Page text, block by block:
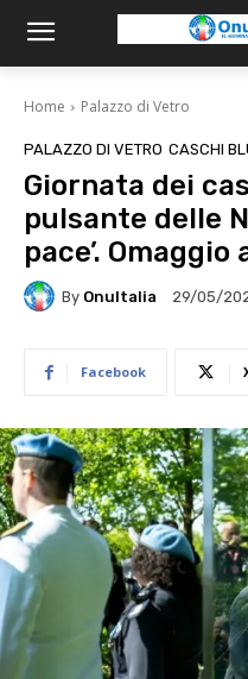
Home Palazzo di Vetro
PALAZZO DI VETRO CASCHI
Giornata dei
pulsante delle
pace’.
By OnuItalia 29/05/
Facebook